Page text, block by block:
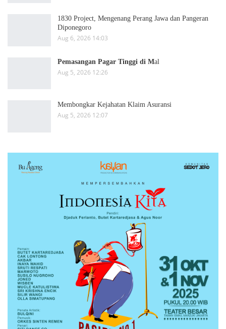
1830 Project, Mengenang Perang Jawa dan Pangeran
Diponegoro
Aug 6, 2026 14:03
Pemasangan Pagar Tinggi di Mal
Aug 5, 2026 12:26
Membongkar Kejahatan Klaim Asuransi
Aug 5, 2026 12:07